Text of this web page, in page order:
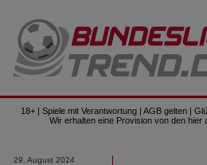
18+ | Spiele mit Verantwortung | AGB gelten |
Wir erhalten eine Provision von den hier
29. August 2024